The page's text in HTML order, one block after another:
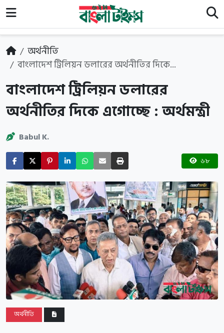
অর্থনীতি
বাংলাদেশ ট্রিলিয়ন ডলারের অর্থনীতির দিকে...
বাংলাদেশ ট্রিলিয়ন ডলারের
অর্থনীতির দিকে এগোচ্ছে : অর্থমন্ত্রী
Babul K.
৬৮
অর্থনীতি